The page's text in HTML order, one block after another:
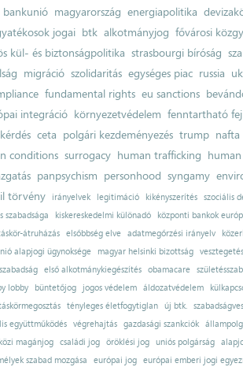
bankunió magyarország energiapolitika
jogai btk alkotmányjog fővárosi
kül- és biztonságpolitika strasbourgi bíróság
migráció szolidaritás egységes piac russia
fundamental rights eu sanctions
integráció környezetvédelem fenntartható
ceta polgári kezdeményezés trump nafta
conditions surrogacy human trafficking
panpsychism personhood syngamy
törvény
irányelvek legitimáció kikényszerítés szociális
szabadsága
kiskereskedelmi különadó
központi bankok
átruházás
elsőbbség elve adatmegőrzési irányelv
alapjogi ügynoksége
magyar helsinki bizottság
vesztegetés
első alkotmánykiegészítés obamacare
lobby
büntetőjog jogos védelem áldozatvédelem
tényleges életfogytiglan új btk.
együttműködés
végrehajtás gazdasági szankciók
magánjog
családi jog öröklési jog uniós polgárság
szabad mozgása
európai jog európai emberi jogi